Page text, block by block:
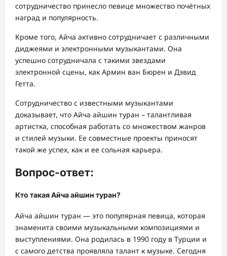
сотрудничество принесло певице множество почётных
наград и популярность.
Кроме того, Айча активно сотрудничает с различными
диджеями и электронными музыкантами. Она
успешно сотрудничала с такими звездами
электронной сцены, как Армин ван Бюрен и Дэвид
Гетта.
Сотрудничество с известными музыкантами
доказывает, что Айча айшин туран – талантливая
артистка, способная работать со множеством жанров
и стилей музыки. Ее совместные проекты приносят
такой же успех, как и ее сольная карьера.
Вопрос-ответ:
Кто такая Айча айшин туран?
Айча айшин туран — это популярная певица, которая
знаменита своими музыкальными композициями и
выступлениями. Она родилась в 1990 году в Турции и
с самого детства проявляла талант к музыке. Сегодня